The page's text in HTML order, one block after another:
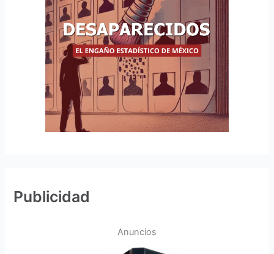
Publicidad
Anuncios